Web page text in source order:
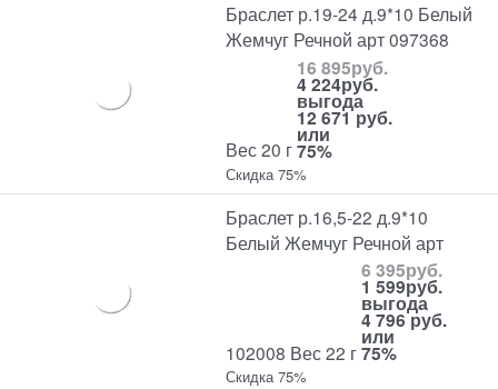
Браслет р.19-24 д.9*10 Белый
Жемчуг Речной арт 097368
Вес 20 г
16 895руб.
4 224руб.
выгода
12 671 руб.
или
75%
Скидка 75%
Браслет р.16,5-22 д.9*10
Белый Жемчуг Речной арт
102008 Вес 22 г
6 395руб.
1 599руб.
выгода
4 796 руб.
или
75%
Скидка 75%